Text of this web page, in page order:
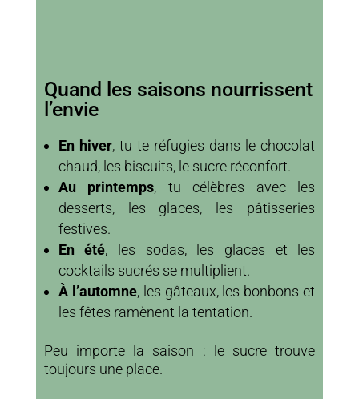
Quand les saisons nourrissent
l’envie
En hiver, tu te réfugies dans le chocolat
chaud, les biscuits, le sucre réconfort.
Au printemps, tu célèbres avec les
desserts, les glaces, les pâtisseries
festives.
En été, les sodas, les glaces et les
cocktails sucrés se multiplient.
À l’automne, les gâteaux, les bonbons et
les fêtes ramènent la tentation.
Peu importe la saison : le sucre trouve
toujours une place.